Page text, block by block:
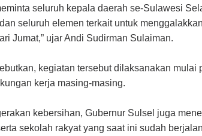
seluruh kepala daerah se-Sulawesi
seluruh elemen terkait untuk
Jumat,” ujar Andi Sudirman Sulaiman.
kegiatan tersebut dilaksanakan
kerja masing-masing.
kebersihan, Gubernur Sulsel juga
sekolah rakyat yang saat ini sudah